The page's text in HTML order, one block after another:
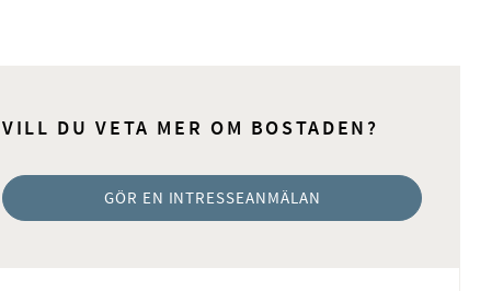
VILL DU VETA MER OM BOSTADEN?
GÖR EN INTRESSEANMÄLAN